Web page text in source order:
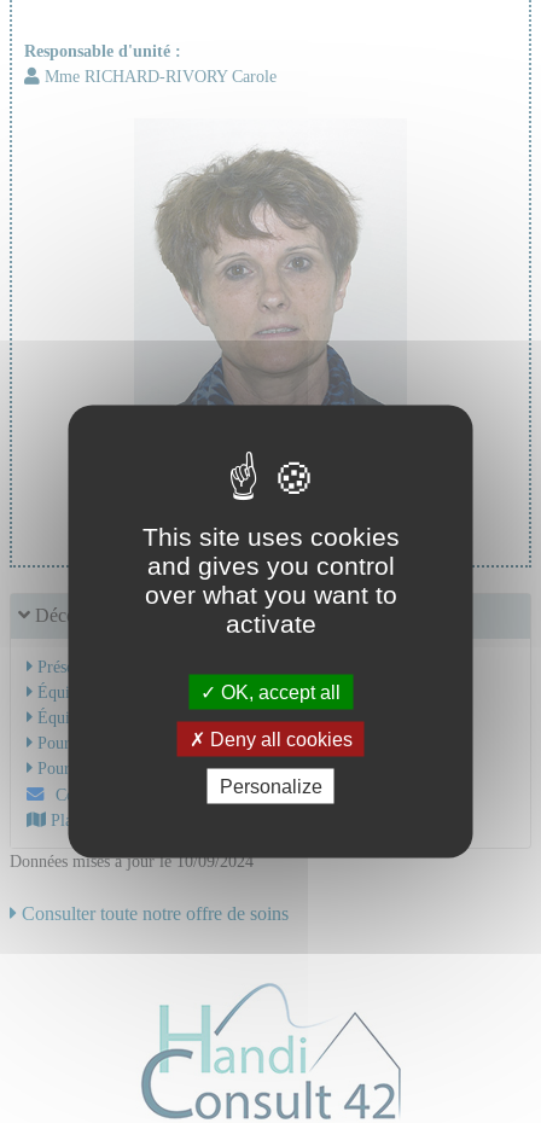
Responsable d'unité :
Mme RICHARD-RIVORY Carole
Cheffe de service :
Découvrir le service
Présentation de l'activité
Équipe Médicale
Équipe Soignante
Pour une hospitalisation
Pour une consultation
Contactez-nous par mail
Plan d'accès au CHU
Données mises à jour le 10/09/2024
Consulter toute notre offre de soins
This site uses cookies
and gives you control
over what you want to
activate
OK, accept all
Deny all cookies
Personalize